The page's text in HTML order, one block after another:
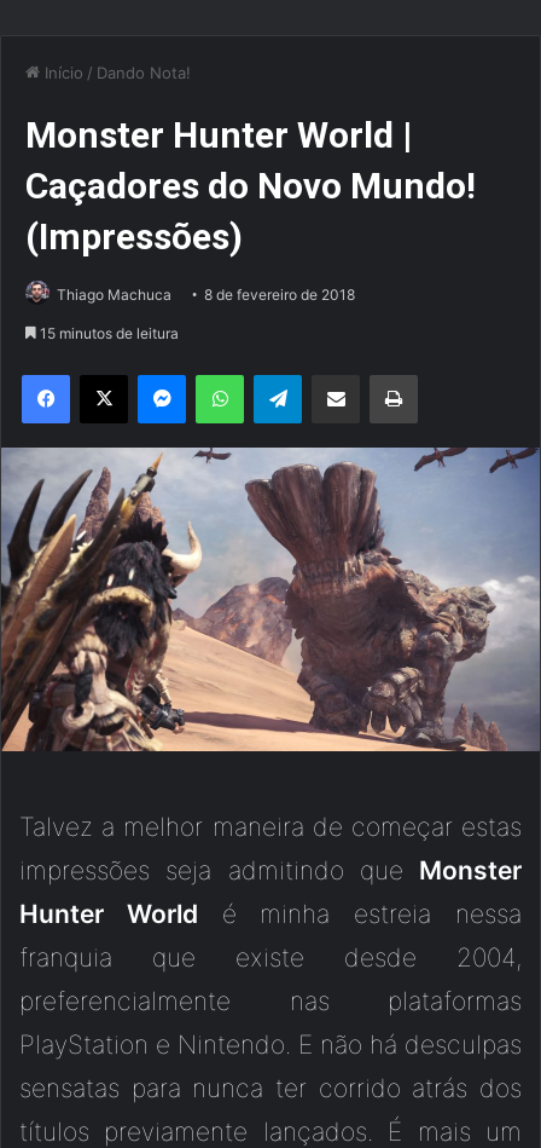
Início / Dando Nota!
Monster Hunter World |
Caçadores do Novo Mundo!
(Impressões)
Thiago Machuca 8 de fevereiro de 2018
15 minutos de leitura
Talvez a melhor maneira de começar estas
impressões seja admitindo que Monster
Hunter World é minha estreia nessa
franquia que existe desde 2004,
preferencialmente nas plataformas
PlayStation e Nintendo. E não há desculpas
sensatas para nunca ter corrido atrás dos
títulos previamente lançados. É mais um